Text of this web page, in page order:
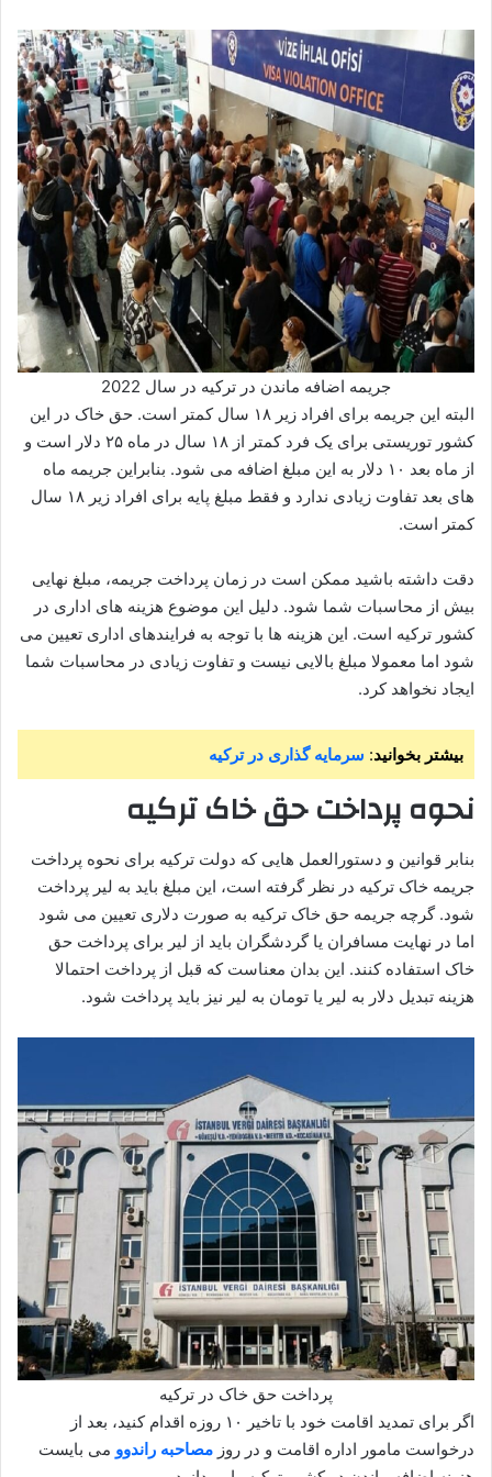
جریمه اضافه ماندن در ترکیه در سال 2022
البته این جریمه برای افراد زیر ۱۸ سال کمتر است. حق خاک در این
کشور توریستی برای یک فرد کمتر از ۱۸ سال در ماه ۲۵ دلار است و
از ماه بعد ۱۰ دلار به این مبلغ اضافه می شود. بنابراین جریمه ماه
های بعد تفاوت زیادی ندارد و فقط مبلغ پایه برای افراد زیر ۱۸ سال
کمتر است.
دقت داشته باشید ممکن است در زمان پرداخت جریمه، مبلغ نهایی
بیش از محاسبات شما شود. دلیل این موضوع هزینه های اداری در
کشور ترکیه است. این هزینه ها با توجه به فرایندهای اداری تعیین می
شود اما معمولا مبلغ بالایی نیست و تفاوت زیادی در محاسبات شما
ایجاد نخواهد کرد.
بیشتر بخوانید: سرمایه گذاری در ترکیه
نحوه پرداخت حق خاک ترکیه
بنابر قوانین و دستورالعمل هایی که دولت ترکیه برای نحوه پرداخت
جریمه خاک ترکیه در نظر گرفته است، این مبلغ باید به لیر پرداخت
شود. گرچه جریمه حق خاک ترکیه به صورت دلاری تعیین می شود
اما در نهایت مسافران یا گردشگران باید از لیر برای پرداخت حق
خاک استفاده کنند. این بدان معناست که قبل از پرداخت احتمالا
هزینه تبدیل دلار به لیر یا تومان به لیر نیز باید پرداخت شود.
پرداخت حق خاک در ترکیه
اگر برای تمدید اقامت خود با تاخیر ۱۰ روزه اقدام کنید، بعد از
درخواست مامور اداره اقامت و در روز مصاحبه راندوو می بایست